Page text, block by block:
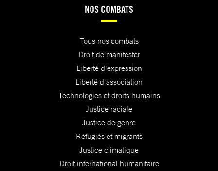
NOS COMBATS
Tous nos combats
Droit de manifester
Liberté d'expression
Liberté d'association
Technologies et droits humains
Justice raciale
Justice de genre
Réfugiés et migrants
Justice climatique
Droit international humanitaire